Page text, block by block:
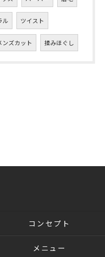
ル ツイスト
ンズカット 揉みほぐし
コンセプト
メニュー